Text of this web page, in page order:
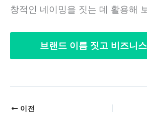
창적인 네이밍을 짓는 데 활용해
브랜드 이름 짓고 비즈니스
이전